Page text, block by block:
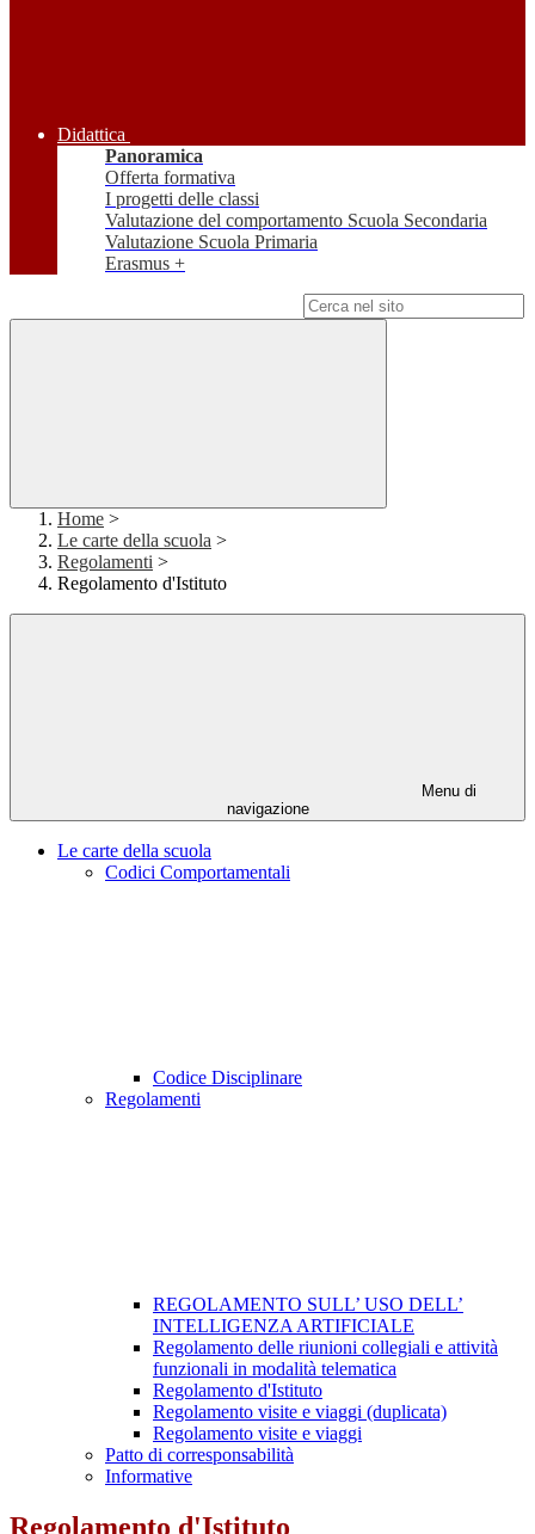
Didattica
Panoramica
Offerta formativa
I progetti delle classi
Valutazione del comportamento Scuola Secondaria
Valutazione Scuola Primaria
Erasmus +
Home >
Le carte della scuola >
Regolamenti >
Regolamento d'Istituto
Menu di
navigazione
Le carte della scuola
Codici Comportamentali
Codice Disciplinare
Regolamenti
REGOLAMENTO SULL’ USO DELL’
INTELLIGENZA ARTIFICIALE
Regolamento delle riunioni collegiali e attività
funzionali in modalità telematica
Regolamento d'Istituto
Regolamento visite e viaggi (duplicata)
Regolamento visite e viaggi
Patto di corresponsabilità
Informative
Regolamento d'Istituto